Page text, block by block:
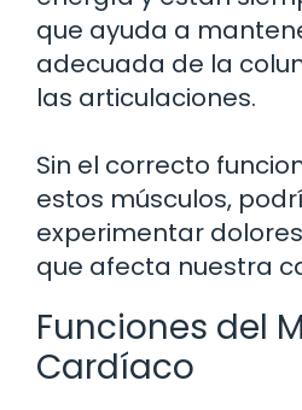
que ayuda a
adecuada de la
las articulaciones.
Sin el correcto
estos músculos,
experimentar
que afecta nuestra
Funciones del
Cardíaco